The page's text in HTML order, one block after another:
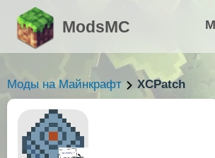
ModsMC
Моды на Майнкрафт XCPatch